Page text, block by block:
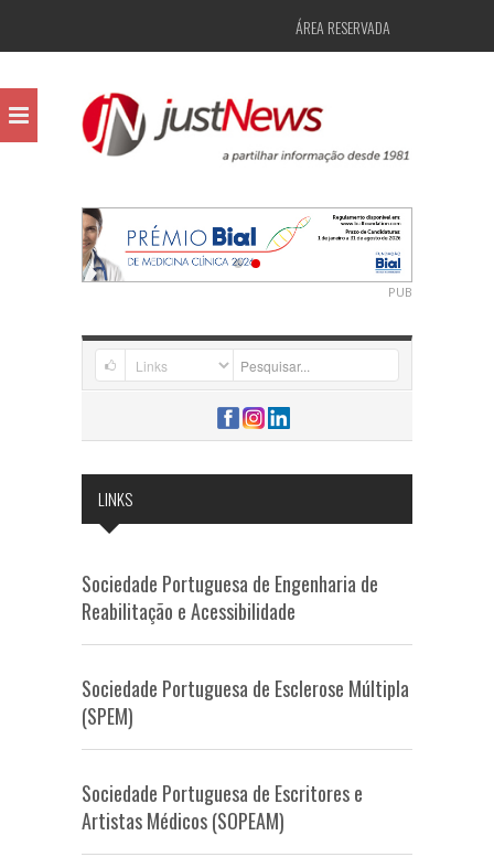
ÁREA RESERVADA
PUB
LINKS
Sociedade Portuguesa de Engenharia de
Reabilitação e Acessibilidade
Sociedade Portuguesa de Esclerose Múltipla
(SPEM)
Sociedade Portuguesa de Escritores e
Artistas Médicos (SOPEAM)